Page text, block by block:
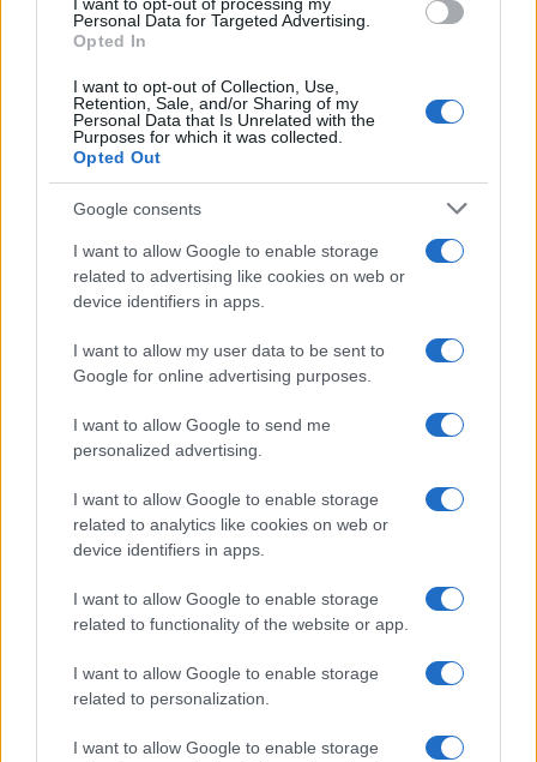
Personal Data for Targeted Advertising.
Opted In
I want to opt-out of Collection, Use,
Retention, Sale, and/or Sharing of my
Personal Data that Is Unrelated with the
Purposes for which it was collected.
Opted Out
Google consents
I want to allow Google to enable storage
related to advertising like cookies on web or
device identifiers in apps.
I want to allow my user data to be sent to
Google for online advertising purposes.
I want to allow Google to send me
personalized advertising.
I want to allow Google to enable storage
related to analytics like cookies on web or
device identifiers in apps.
I want to allow Google to enable storage
related to functionality of the website or app.
I want to allow Google to enable storage
related to personalization.
I want to allow Google to enable storage
Redazione Sport Magazine · 13 Giu 2021
BASKET
In casa Virtus ora c’è il rebus Djordjevic
Non è detto che il serbo rimanga dopo lo scudetto. Scariolo
Redazione Sport Magazine · 13 Giu 2021